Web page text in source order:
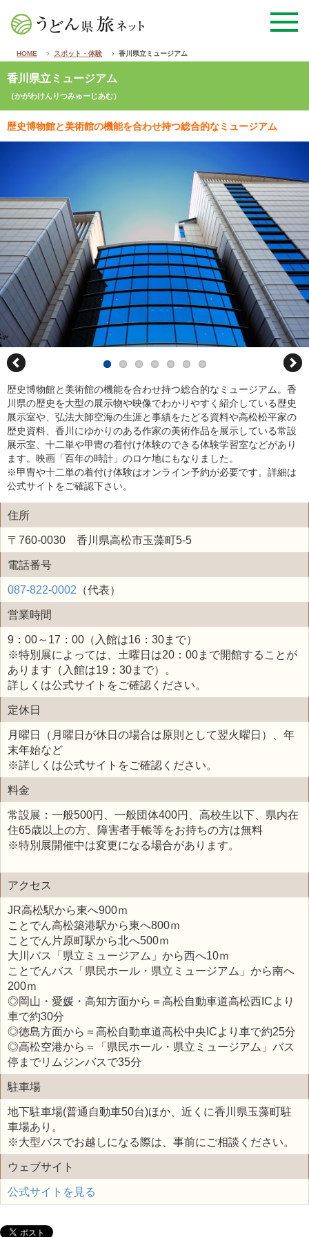
HOME スポット・体験 香川県立ミュージアム
香川県立ミュージアム
（かがわけんりつみゅーじあむ）
歴史博物館と美術館の機能を合わせ持つ総合的なミュージアム
歴史博物館と美術館の機能を合わせ持つ総合的なミュージアム。香
川県の歴史を大型の展示物や映像でわかりやすく紹介している歴史
展示室や、弘法大師空海の生涯と事績をたどる資料や高松松平家の
歴史資料、香川にゆかりのある作家の美術作品を展示している常設
展示室、十二単や甲冑の着付け体験のできる体験学習室などがあり
ます。映画「百年の時計」のロケ地にもなりました。
※甲冑や十二単の着付け体験はオンライン予約が必要です。詳細は
公式サイトをご確認下さい。
住所
〒760-0030 香川県高松市玉藻町5-5
電話番号
087-822-0002 （代表）
営業時間
9：00～17：00（入館は16：30まで）
※特別展によっては、土曜日は20：00まで開館することが
あります（入館は19：30まで）。
詳しくは公式サイトをご確認ください。
定休日
月曜日（月曜日が休日の場合は原則として翌火曜日）、年
末年始など
※詳しくは公式サイトをご確認ください。
料金
常設展：一般500円、一般団体400円、高校生以下、県内在
住65歳以上の方、障害者手帳等をお持ちの方は無料
※特別展開催中は変更になる場合があります。
アクセス
JR高松駅から東へ900ｍ
ことでん高松築港駅から東へ800ｍ
ことでん片原町駅から北へ500ｍ
大川バス「県立ミュージアム」から西へ10ｍ
ことでんバス「県民ホール・県立ミュージアム」から南へ
200ｍ
◎岡山・愛媛・高知方面から＝高松自動車道高松西ICより
車で約30分
◎徳島方面から＝高松自動車道高松中央ICより車で約25分
◎高松空港から＝「県民ホール・県立ミュージアム」バス
停までリムジンバスで35分
駐車場
地下駐車場(普通自動車50台)ほか、近くに香川県玉藻町駐
車場あり。
※大型バスでお越しになる際は、事前にご相談ください。
ウェブサイト
公式サイトを見る